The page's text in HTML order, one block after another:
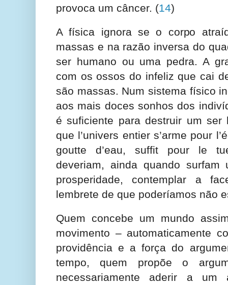
provoca um câncer. (14)
A física ignora se o corpo
massas e na razão inversa do
ser humano ou uma pedra. A
com os ossos do infeliz que cai
são massas. Num sistema físico
aos mais doces sonhos dos
é suficiente para destruir um ser
que l’univers entier s’arme pour
goutte d’eau, suffit pour le
deveriam, ainda quando surfam
prosperidade, contemplar a
lembrete de que poderíamos não
Quem concebe um mundo
movimento – automaticamente
providência e a força do
tempo, quem propõe o
necessariamente aderir a um